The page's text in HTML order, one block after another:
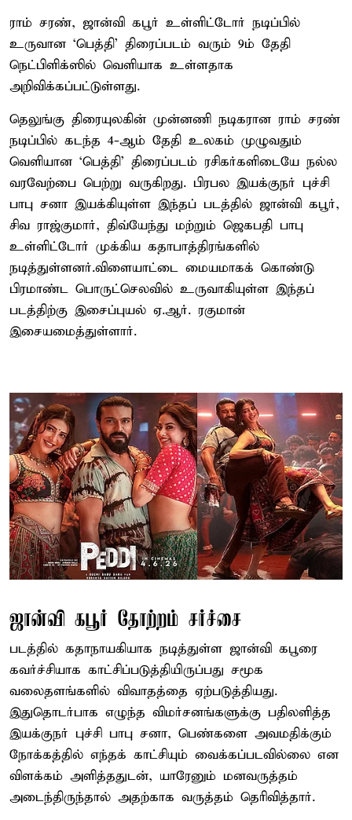
ராம் சரண், ஜான்வி கபூர் உள்ளிட்டோர் நடிப்பில்
உருவான ‘பெத்தி’ திரைப்படம் வரும் 9ம் தேதி
நெட்பிளிக்ஸில் வெளியாக உள்ளதாக
அறிவிக்கப்பட்டுள்ளது.
தெலுங்கு திரையுலகின் முன்னணி நடிகரான ராம் சரண்
நடிப்பில் கடந்த 4-ஆம் தேதி உலகம் முழுவதும்
வெளியான ‘பெத்தி’ திரைப்படம் ரசிகர்களிடையே நல்ல
வரவேற்பை பெற்று வருகிறது. பிரபல இயக்குநர் புச்சி
பாபு சனா இயக்கியுள்ள இந்தப் படத்தில் ஜான்வி கபூர்,
சிவ ராஜ்குமார், திவ்யேந்து மற்றும் ஜெகபதி பாபு
உள்ளிட்டோர் முக்கிய கதாபாத்திரங்களில்
நடித்துள்ளனர்.விளையாட்டை மையமாகக் கொண்டு
பிரமாண்ட பொருட்செலவில் உருவாகியுள்ள இந்தப்
படத்திற்கு இசைப்புயல் ஏ.ஆர். ரகுமான்
இசையமைத்துள்ளார்.
ஜான்வி கபூர் தோற்றம் சர்ச்சை
படத்தில் கதாநாயகியாக நடித்துள்ள ஜான்வி கபூரை
கவர்ச்சியாக காட்சிப்படுத்தியிருப்பது சமூக
வலைதளங்களில் விவாதத்தை ஏற்படுத்தியது.
இதுதொடர்பாக எழுந்த விமர்சனங்களுக்கு பதிலளித்த
இயக்குநர் புச்சி பாபு சனா, பெண்களை அவமதிக்கும்
நோக்கத்தில் எந்தக் காட்சியும் வைக்கப்படவில்லை என
விளக்கம் அளித்ததுடன், யாரேனும் மனவருத்தம்
அடைந்திருந்தால் அதற்காக வருத்தம் தெரிவித்தார்.